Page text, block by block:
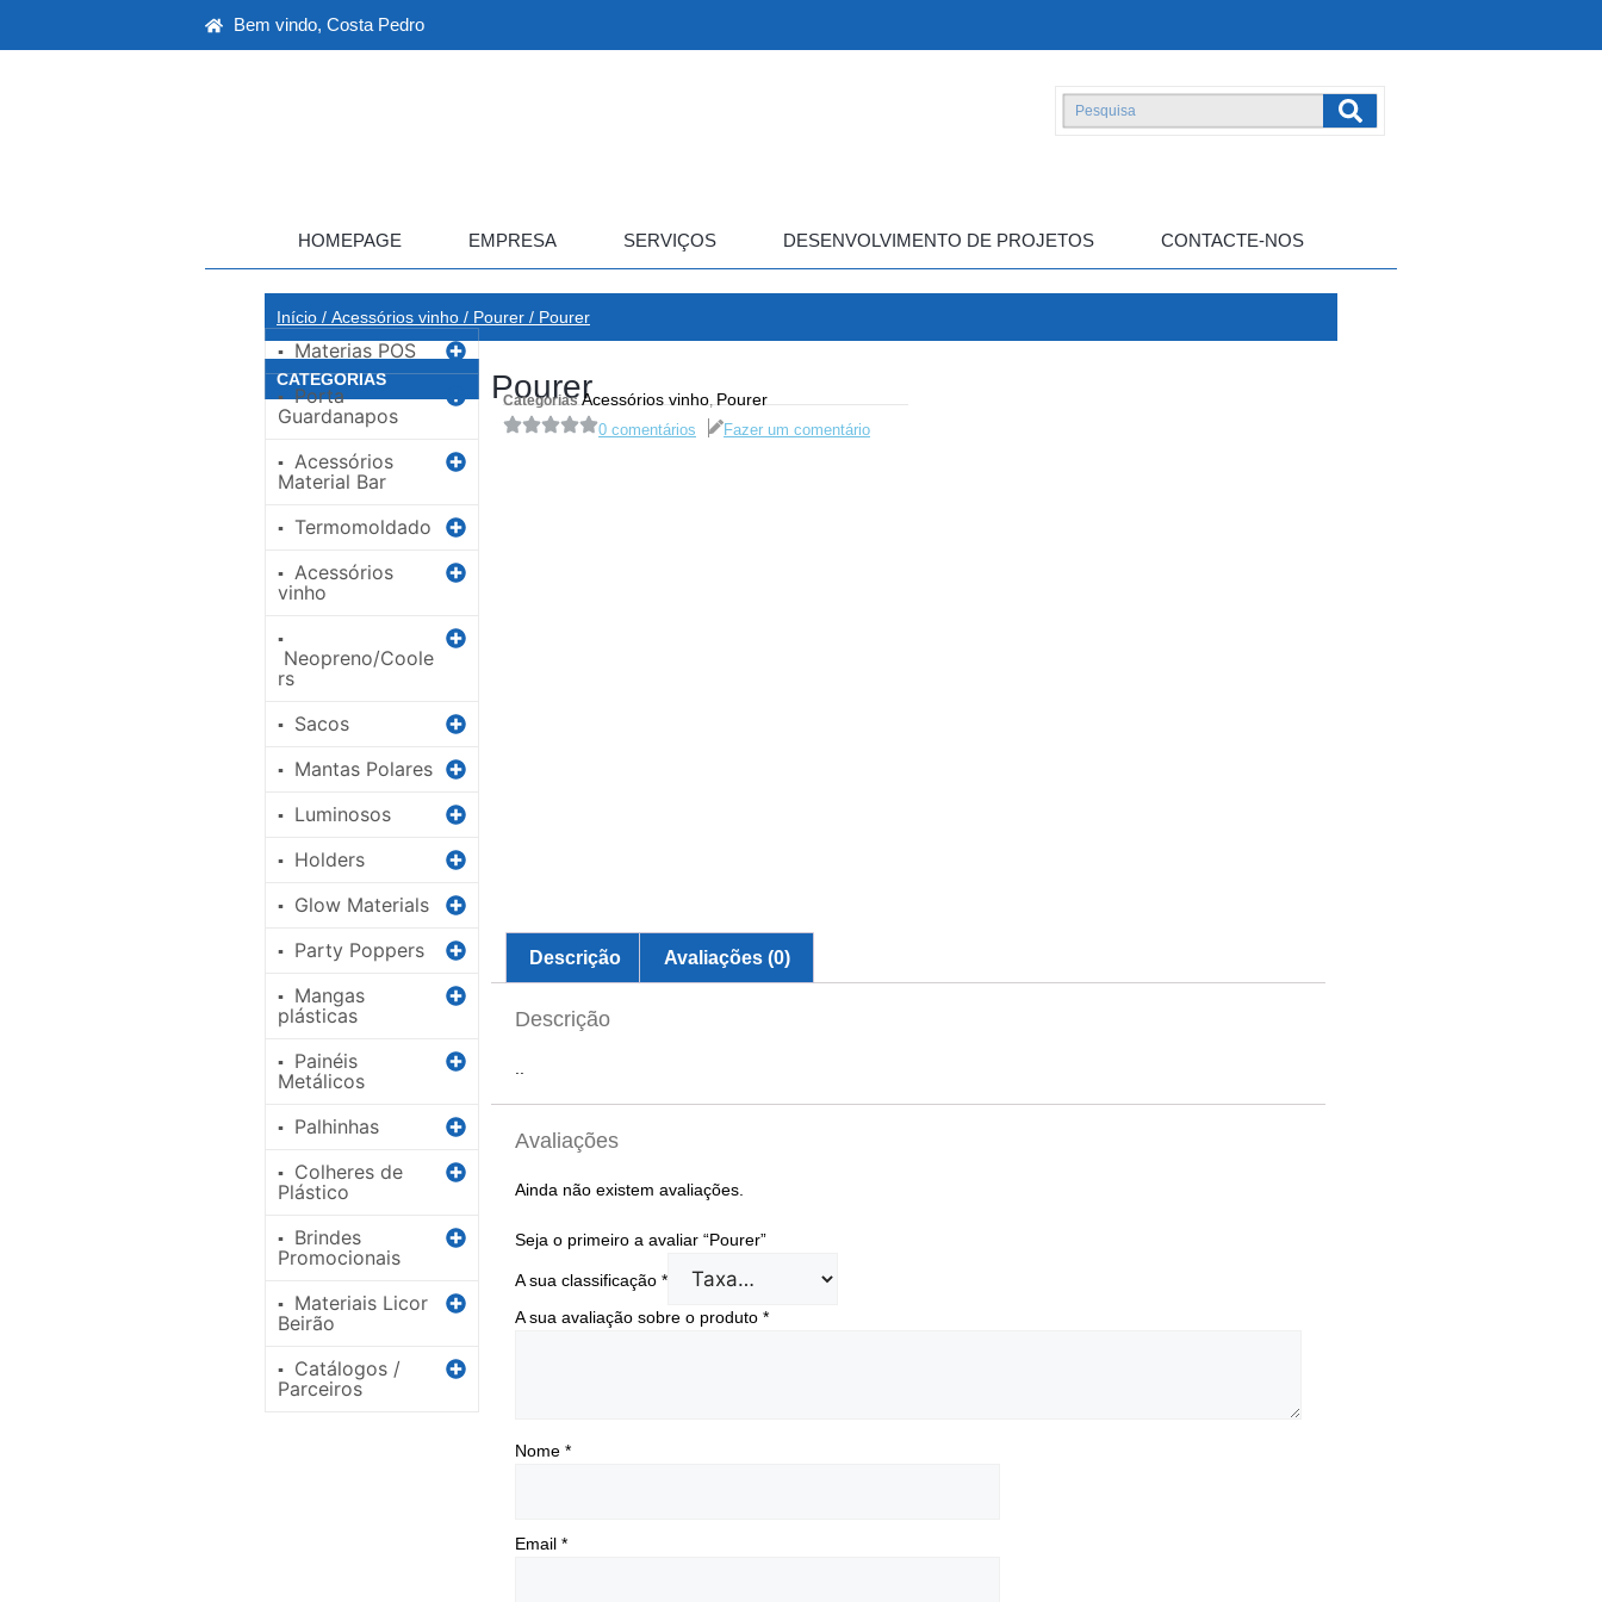
Bem vindo, Costa Pedro
HOMEPAGE EMPRESA SERVIÇOS DESENVOLVIMENTO DE PROJETOS CONTACTE-NOS
Início / Acessórios vinho / Pourer / Pourer
CATEGORIAS
▪ Materias POS
▪ Porta
Guardanapos
▪ Acessórios
Material Bar
▪ Termomoldado
▪ Acessórios
vinho
▪
Neopreno/Coole
rs
▪ Sacos
▪ Mantas Polares
▪ Luminosos
▪ Holders
▪ Glow Materials
▪ Party Poppers
▪
Mangas
plásticas
▪
Painéis
Metálicos
▪ Palhinhas
▪
Colheres de
Plástico
▪
Brindes
Promocionais
▪
Materiais Licor
Beirão
▪
Catálogos /
Parceiros
Pourer
Categorias Acessórios vinho,Pourer
0 comentários Fazer um comentário
Descrição Avaliações (0)
Descrição
..
Avaliações
Ainda não existem avaliações.
Seja o primeiro a avaliar “Pourer”
A sua classificação *
A sua avaliação sobre o produto *
Nome *
Email *